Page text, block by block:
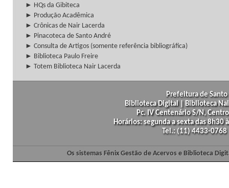
► HQs da Gibiteca
► Produção Acadêmica
► Crônicas de Nair Lacerda
► Pinacoteca de Santo André
► Consulta de Artigos (somente referência bibliográfica)
► Biblioteca Paulo Freire
► Totem Biblioteca Nair Lacerda
Prefeitura de
Biblioteca Digital | Biblioteca
Pc. IV Centenário S/N,
Horários: segunda a sexta das
Tel.: (11) 4433-
Os sistemas Fênix Gestão de Acervos e Biblioteca